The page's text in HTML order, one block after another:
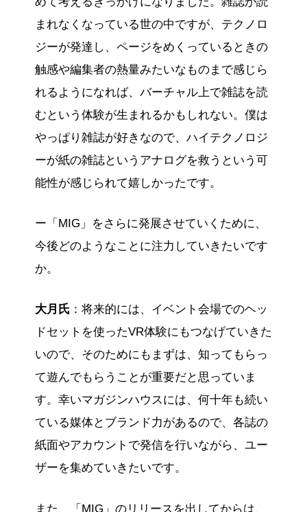
まれなくなっている世の中ですが、テクノロ
ジーが発達し、ページをめくっているときの
触感や編集者の熱量みたいなものまで感じら
れるようになれば、バーチャル上で雑誌を読
むという体験が生まれるかもしれない。僕は
やっぱり雑誌が好きなので、ハイテクノロジ
ーが紙の雑誌というアナログを救うという可
能性が感じられて嬉しかったです。
ー「MIG」をさらに発展させていくために、
今後どのようなことに注力していきたいです
か。
大月氏 ：将来的には、イベント会場でのヘッ
ドセットを使ったVR体験にもつなげていきた
いので、そのためにもまずは、知ってもらっ
て遊んでもらうことが重要だと思っていま
す。幸いマガジンハウスには、何十年も続い
ている媒体とブランド力があるので、各誌の
紙面やアカウントで発信を行いながら、ユー
ザーを集めていきたいです。
また、「MIG」のリリースを出してからは、